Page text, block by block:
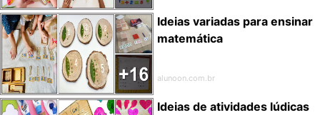
Ideias variadas para ensinar
matemática
alunoon.com.br
Ideias de atividades lúdicas